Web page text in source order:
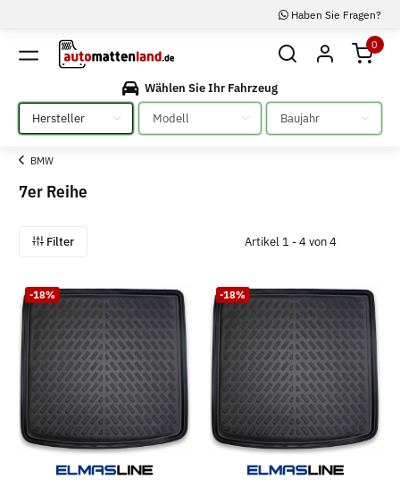
Haben Sie Fragen?
0
Wählen Sie Ihr Fahrzeug
Bitte auswählen
Bitte auswählen Bitte auswählen
BMW
7er Reihe
Filter Artikel 1 - 4 von 4
-18% -18%